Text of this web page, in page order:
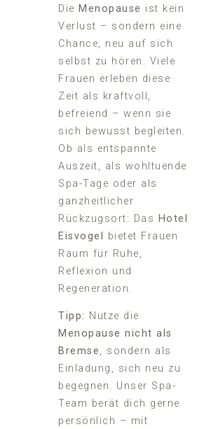
Die Menopause ist kein
Verlust – sondern eine
Chance, neu auf sich
selbst zu hören. Viele
Frauen erleben diese
Zeit als kraftvoll,
befreiend – wenn sie
sich bewusst begleiten.
Ob als entspannte
Auszeit, als wohltuende
Spa-Tage oder als
ganzheitlicher
Rückzugsort: Das Hotel
Eisvogel
bietet Frauen
Raum für Ruhe,
Reflexion und
Regeneration.
Tipp: Nutze die
Menopause nicht als
Bremse, sondern als
Einladung, sich neu zu
begegnen. Unser Spa-
Team berät dich gerne
persönlich – mit